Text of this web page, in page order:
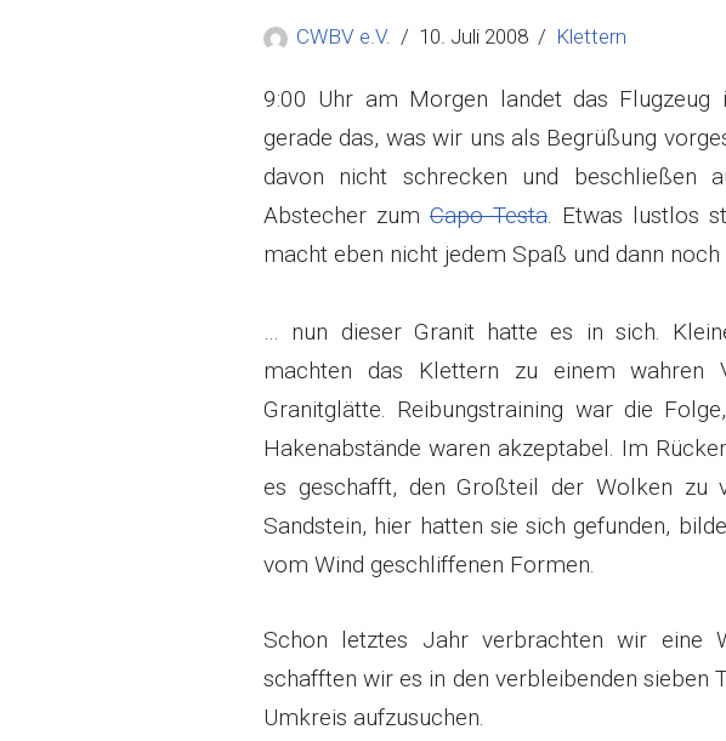
CWBV e.V. 10. Juli 2008 Klettern
9:00 Uhr am Morgen landet das
gerade das, was wir uns als Begrüßung
davon nicht schrecken und beschließen
Abstecher zumCapo Testa. Etwas lustlos
macht eben nicht jedem Spaß und dann
… nun dieser Granit hatte es in sich.
machten das Klettern zu einem wahren
Granitglätte. Reibungstraining war die
Hakenabstände waren akzeptabel. Im
es geschafft, den Großteil der Wolken zu
Sandstein, hier hatten sie sich gefunden,
vom Wind geschliffenen Formen.
Schon letztes Jahr verbrachten wir eine
schafften wir es in den verbleibenden sieben
Umkreis aufzusuchen.